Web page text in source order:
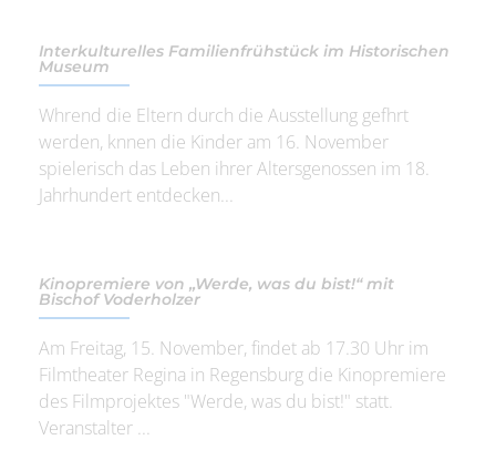
Interkulturelles Familienfrühstück im Historischen
Museum
Whrend die Eltern durch die Ausstellung gefhrt
werden, knnen die Kinder am 16. November
spielerisch das Leben ihrer Altersgenossen im 18.
Jahrhundert entdecken...
Kinopremiere von „Werde, was du bist!“ mit
Bischof Voderholzer
Am Freitag, 15. November, findet ab 17.30 Uhr im
Filmtheater Regina in Regensburg die Kinopremiere
des Filmprojektes "Werde, was du bist!" statt.
Veranstalter ...